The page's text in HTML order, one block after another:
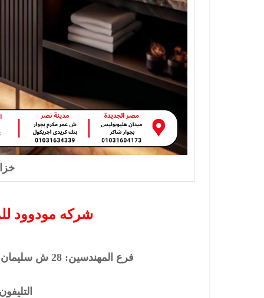
شركه مودوود
فرع المهندسين: 28 ش سليمان اباظة متفرع من البطل احمد عبد العزيز
التليفون :